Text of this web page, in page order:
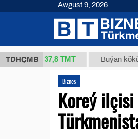
TDHÇMB
37,8 ТМТ Buýan köküniň
Biznes
Koreý
Awgust 9, 2026